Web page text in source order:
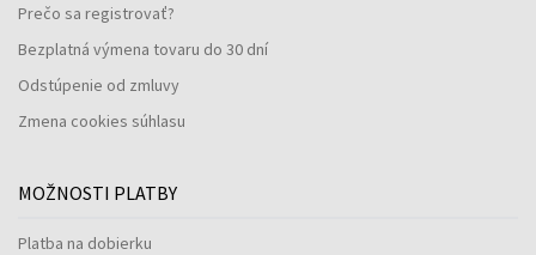
Prečo sa registrovať?
Bezplatná výmena tovaru do 30 dní
Odstúpenie od zmluvy
Zmena cookies súhlasu
MOŽNOSTI PLATBY
Platba na dobierku